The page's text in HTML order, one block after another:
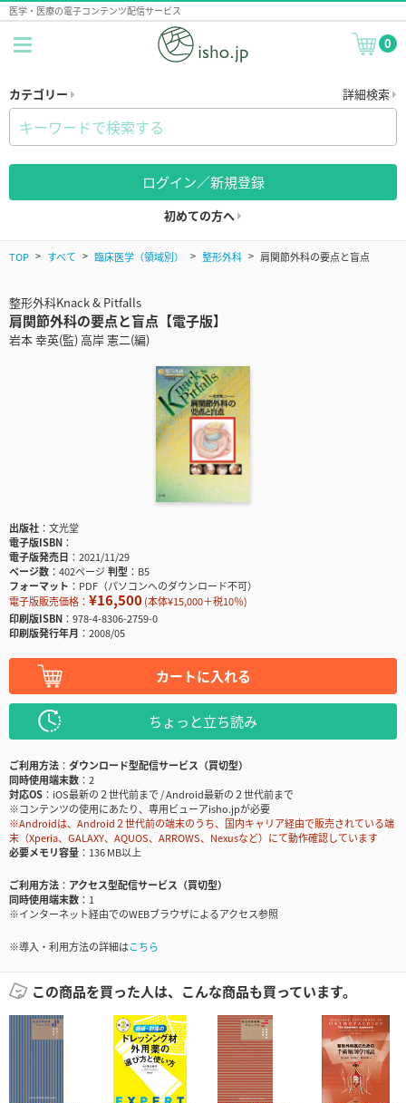
医学・医療の電子コンテンツ配信サービス
0
カテゴリー 詳細検索
ログイン／新規登録
初めての方へ
TOP すべて 臨床医学（領域別） 整形外科 肩関節外科の要点と盲点
整形外科Knack & Pitfalls
肩関節外科の要点と盲点【電子版】
岩本 幸英(監) 高岸 憲二(編)
出版社
文光堂
電子版ISBN
電子版発売日
2021/11/29
ページ数
402ページ判型
B5
フォーマット
PDF（パソコンへのダウンロード不可）
電子版販売価格： ¥16,500(本体¥15,000＋税10％)
印刷版ISBN
978-4-8306-2759-0
印刷版発行年月
2008/05
カートに入れる
ちょっと立ち読み
ご利用方法
ダウンロード型配信サービス（買切型）
同時使用端末数
2
対応OS
iOS最新の２世代前まで / Android最新の２世代前まで
※コンテンツの使用にあたり、専用ビューアisho.jpが必要
※Androidは、Android２世代前の端末のうち、国内キャリア経由で販売されている端
末（Xperia、GALAXY、AQUOS、ARROWS、Nexusなど）にて動作確認しています
必要メモリ容量
136 MB以上
ご利用方法
アクセス型配信サービス（買切型）
同時使用端末数
1
※インターネット経由でのWEBブラウザによるアクセス参照
※導入・利用方法の詳細はこちら
この商品を買った人は、こんな商品も買っています。